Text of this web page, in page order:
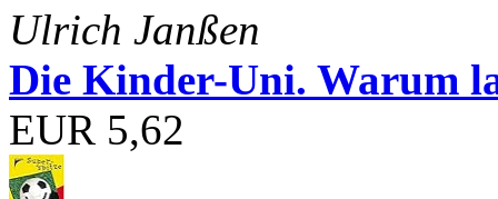
Ulrich Janßen
Die Kinder-Uni. Warum
EUR 5,62